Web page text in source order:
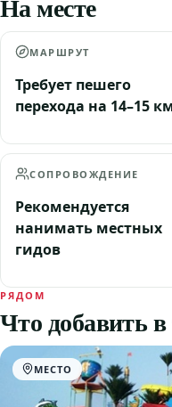
МАРШРУТ
Требует пешего
перехода на 14–15
СОПРОВОЖДЕНИЕ
Рекомендуется
нанимать местных
гидов
РЯДОМ
Что добавить
МЕСТО